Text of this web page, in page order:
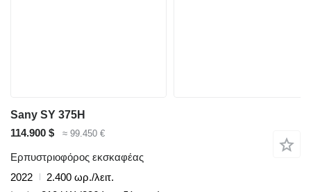
Sany SY 375H
114.900 $
≈ 99.450 €
Ερπυστριοφόρος εκσκαφέας
2022
2.400 ωρ./λειτ.